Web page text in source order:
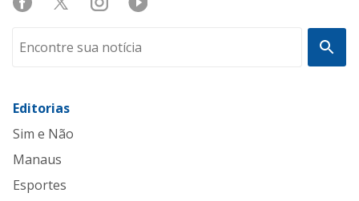
Editorias
Sim e Não
Manaus
Esportes